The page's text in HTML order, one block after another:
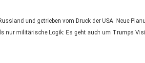
und getrieben vom Druck der USA. Neue
nur militärische Logik: Es geht auch um Trumps